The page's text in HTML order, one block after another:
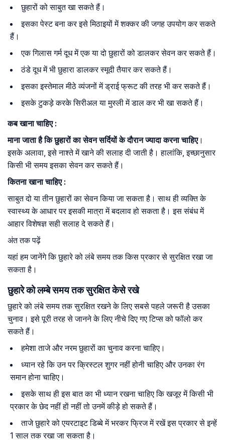
छुहारों को साबुत खा सकते हैं।
इसका पेस्ट बना कर इसे मिठाइयों में शक्कर की जगह उपयोग कर सकते
हैं।
एक गिलास गर्म दूध में एक या दो छुहारों को डालकर सेवन कर सकते हैं।
ठंडे दूध में भी छुहारा डालकर स्मूदी तैयार कर सकते हैं।
इसका इस्तेमाल मीठे व्यंजनों में ड्राई फ्रूट की तरह भी कर सकते हैं।
इसके टुकड़े करके सिरीअल या मुस्ली में डाल कर भी खा सकते हैं।
कब खाना चाहिए :
माना जाता है कि छुहारों का सेवन सर्दियों के दौरान ज्यादा करना चाहिए।
इसके अलावा, इसे नाश्ते में खाने की सलाह दी जाती है। हालांकि, इच्छानुसार
किसी भी समय इसका सेवन कर सकते हैं।
कितना खाना चाहिए :
साबुत दो या तीन छुहारों का सेवन किया जा सकता है। साथ ही व्यक्ति के
स्वास्थ्य के आधार पर इसकी मात्रा में बदलाव हो सकता है। इस संबंध में
आहार विशेषज्ञ सही सलाह दे सकते हैं।
अंत तक पढ़ें
यहां हम जानेंगे कि छुहारे को लंबे समय तक किस प्रकार से सुरक्षित रखा जा
सकता है।
छुहारे को लम्बे समय तक सुरक्षित केसे रखे
छुहारे को लंबे समय तक सुरक्षित रखने के लिए सबसे पहले जरूरी है उसका
चुनाव। इसे पूरी तरह से जानने के लिए नीचे दिए गए टिप्स को फॉलो कर
सकते हैं।
हमेशा ताजे और नरम छुहारों का चुनाव करना चाहिए।
ध्यान रहे कि उन पर क्रिस्टल शुगर नहीं होनी चाहिए और उनका रंग
समान होना चाहिए।
इसके साथ ही इस बात का भी ध्यान रखना चाहिए कि खजूर में किसी भी
प्रकार के छेद नहीं हाें नहीं तो उनमें कीड़े हो सकते हैं।
ताजे छुहारे को एयरटाइट डिब्बे में भरकर फ्रिज में रखें इस प्रकार से इन्हें
1 साल तक रखा जा सकता है।